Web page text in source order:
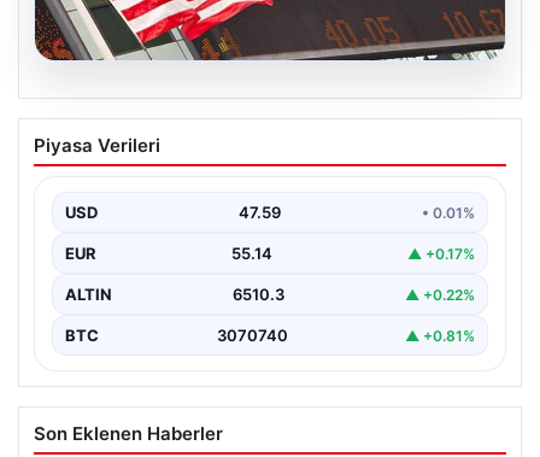
05.08.2026
FED faiz kararı ne zaman açıklanacak?
Nisan ayı faiz beklentisi belli oldu
Piyasa Verileri
USD 47.59 • 0.01%
EUR 55.14 ▲ +0.17%
ALTIN 6510.3 ▲ +0.22%
BTC 3070740 ▲ +0.81%
Son Eklenen Haberler